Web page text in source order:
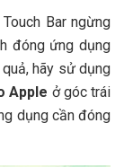
Bar ngừng
đóng ứng dụng
quả, hãy sử dụng
Apple ở góc trái
dụng cần đóng